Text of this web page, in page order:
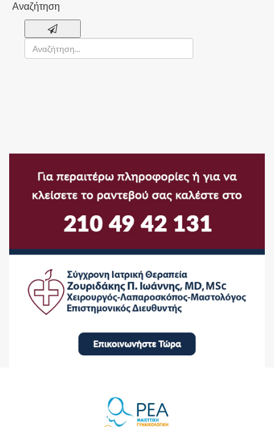
Αναζήτηση